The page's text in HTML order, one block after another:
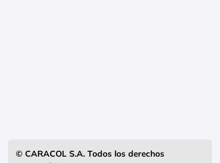
© CARACOL S.A. Todos los derechos